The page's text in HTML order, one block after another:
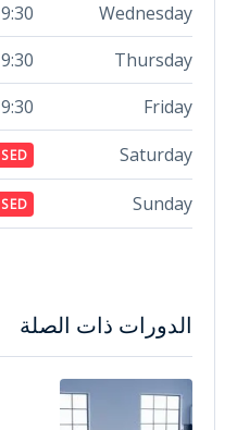
الدورات ذات الصلة
Wednesday
9:30 am - 6.00 pm
Thursday
9:30 am - 6.00 pm
Friday
9:30 am - 5.00 pm
Saturday
Sunday